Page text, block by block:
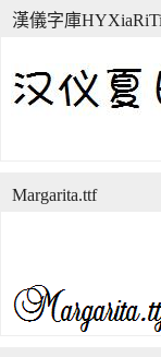
漢儀字庫
Margarita.ttf